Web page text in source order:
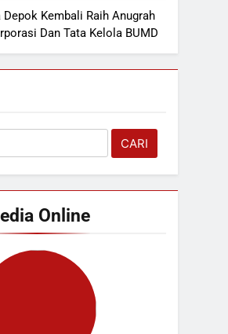
Kembali Raih Anugrah
Dan Tata Kelola BUMD
Online